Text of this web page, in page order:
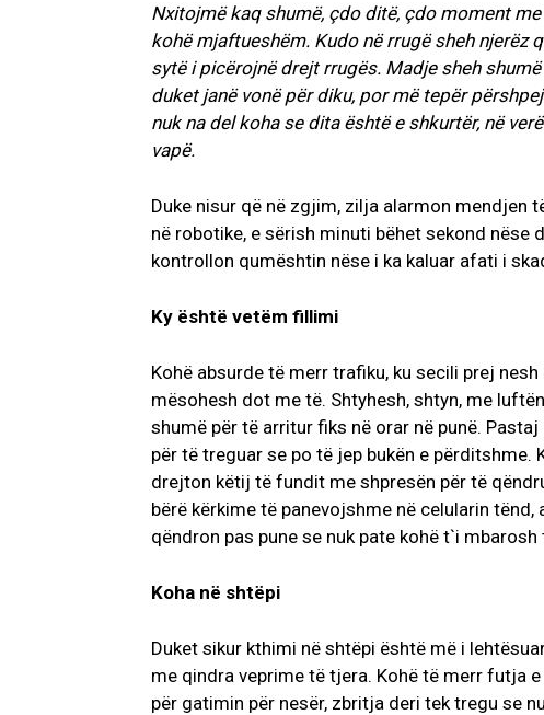
Nxitojmë kaq shumë, çdo ditë, çdo moment
kohë mjaftueshëm. Kudo në rrugë sheh njerëz
sytë i picërojnë drejt rrugës. Madje sheh
duket janë vonë për diku, por më tepër
nuk na del koha se dita është e shkurtër, në
vapë.
Duke nisur që në zgjim, zilja alarmon mendjen
në robotike, e sërish minuti bëhet sekond
kontrollon qumështin nëse i ka kaluar afati i
Ky është vetëm fillimi
Kohë absurde të merr trafiku, ku secili prej
mësohesh dot me të. Shtyhesh, shtyn, me
shumë për të arritur fiks në orar në punë.
për të treguar se po të jep bukën e
drejton këtij të fundit me shpresën për të
bërë kërkime të panevojshme në celularin
qëndron pas pune se nuk pate kohë t`i mbarosh
Koha në shtëpi
Duket sikur kthimi në shtëpi është më i
me qindra veprime të tjera. Kohë të merr futja
për gatimin për nesër, zbritja deri tek tregu se